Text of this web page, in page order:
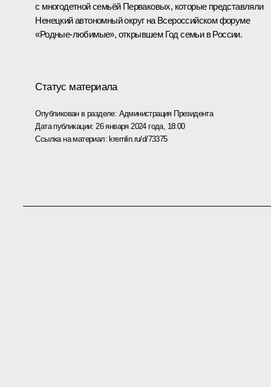
с многодетной семьёй Перваковых, которые представляли
Ненецкий автономный округ на Всероссийском форуме
«Родные-любимые», открывшем Год семьи в России.
Статус материала
Опубликован в разделе: Администрация Президента
Дата публикации: 26 января 2024 года, 18:00
Ссылка на материал: kremlin.ru/d/73375